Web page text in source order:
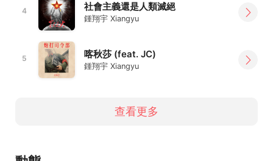
4 社會主義還是人類滅絕
鍾翔宇 Xiangyu
5 喀秋莎 (feat. JC)
鍾翔宇 Xiangyu
查看更多